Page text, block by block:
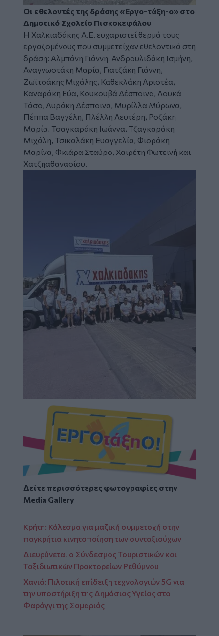
Οι εθελοντές της δράσης «Εργο-τάξη-ο» στο
Δημοτικό Σχολείο Πισκοκεφάλου
Η Χαλκιαδάκης Α.Ε. ευχαριστεί θερμά τους
εργαζομένους που συμμετείχαν εθελοντικά στη
δράση: Αλμπάνη Γιάννη, Ανδρουλιδάκη Ισμήνη,
Αναγνωστάκη Μαρία, Γιατζάκη Γιάννη,
Ζωϊτσάκης Μιχάλης, Καθεκλάκη Αριστέα,
Καναράκη Εύα, Κουκουβά Δέσποινα, Λουκά
Τάσο, Λυράκη Δέσποινα, Μυρίλλα Μύρωνα,
Πέππα Βαγγέλη, Πλέλλη Λευτέρη, Ροζάκη
Μαρία, Τσαγκαράκη Ιωάννα, Τζαγκαράκη
Μιχάλη, Τσικαλάκη Ευαγγελία, Φιοράκη
Μαρίνα, Φκιάρα Σταύρο, Χαιρέτη Φωτεινή και
Χατζηαθανασίου.
Δείτε περισσότερες φωτογραφίες στην
Media Gallery
Κρήτη: Κάλεσμα για μαζική συμμετοχή στην
παγκρήτια κινητοποίηση των συνταξιούχων
Διευρύνεται ο Σύνδεσμος Τουριστικών και
Ταξιδιωτικών Πρακτορείων Ρεθύμνου
Χανιά: Πιλοτική επίδειξη τεχνολογιών 5G για
την υποστήριξη της Δημόσιας Υγείας στο
Φαράγγι της Σαμαριάς